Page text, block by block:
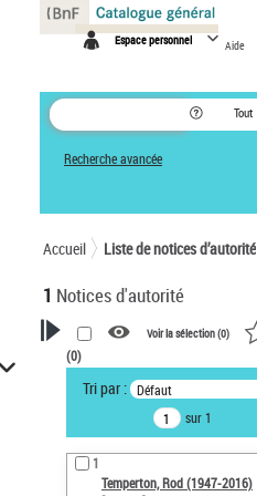
Espace personnel Aide
Tout
Recherche avancée
Accueil Liste de notices d’autorité
1 Notices d'autorité
VOTRE RECHERCHE
Recherche avancée dans les
notices d’autorité
Œuvres liées à l'auteur :
Temperton, Rod (1947-2016)
Voir la sélection (0)
(0)
Tri par : Défaut
sur 1
1
Temperton, Rod (1947-2016)
Panneau de gestion des cookies